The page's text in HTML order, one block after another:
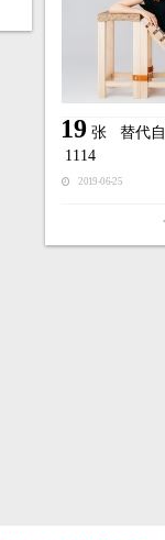
19张 替代
1114
2019-06-25